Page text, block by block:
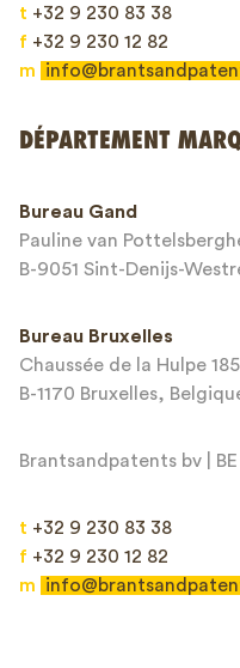
This site is protected by
t +32 9 230 83 38
f +32 9 230 12 82
m
DÉPARTEMENT
Bureau Gand
Pauline van
B-9051 Sint-Denijs-
Bureau Bruxelles
Chaussée de la Hulpe 185
B-1170 Bruxelles,
Brantsandpatents bv | BE
t +32 9 230 83 38
f +32 9 230 12 82
m